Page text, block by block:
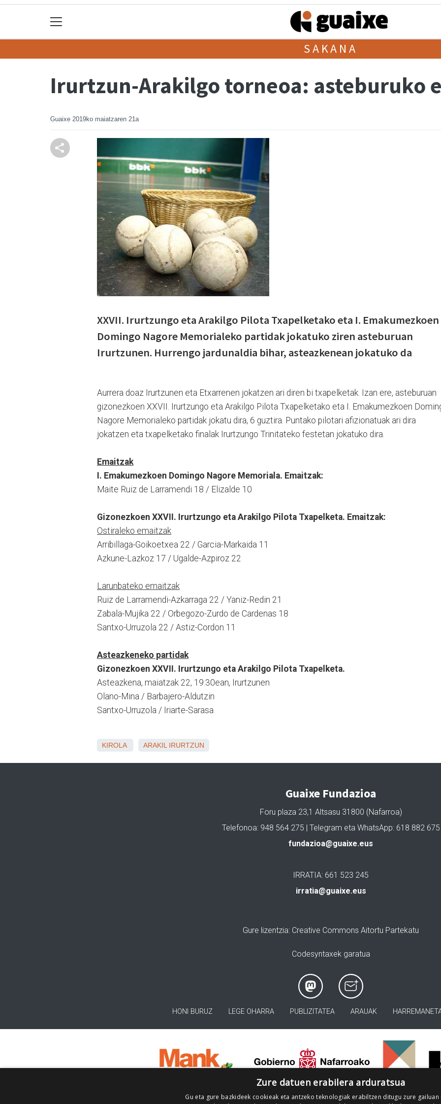
SAKANA
Irurtzun-Arakilgo torneoa: asteburuko
Guaixe 2019ko maiatzaren 21a
XXVII. Irurtzungo eta Arakilgo Pilota Txapelketako eta I. Emakumezkoen
Domingo Nagore Memorialeko partidak jokatuko ziren asteburuan
Irurtzunen. Hurrengo jardunaldia bihar, asteazkenean jokatuko da
Aurrera doaz Irurtzunen eta Etxarrenen jokatzen ari diren bi txapelketak. Izan ere, asteburuan
gizonezkoen XXVII. Irurtzungo eta Arakilgo Pilota Txapelketako eta I. Emakumezkoen
Nagore Memorialeko partidak jokatu dira, 6 guztira. Puntako pilotari afizionatuak ari dira
jokatzen eta txapelketako finalak Irurtzungo Trinitateko festetan jokatuko dira.
Emaitzak
I. Emakumezkoen Domingo Nagore Memoriala. Emaitzak:
Maite Ruiz de Larramendi 18 / Elizalde 10
Gizonezkoen XXVII. Irurtzungo eta Arakilgo Pilota Txapelketa. Emaitzak:
Ostiraleko emaitzak
Arribillaga-Goikoetxea 22 / Garcia-Markaida 11
Azkune-Lazkoz 17 / Ugalde-Azpiroz 22
Larunbateko emaitzak
Ruiz de Larramendi-Azkarraga 22 / Yaniz-Redin 21
Zabala-Mujika 22 / Orbegozo-Zurdo de Cardenas 18
Santxo-Urruzola 22 / Astiz-Cordon 11
Asteazkeneko partidak
Gizonezkoen XXVII. Irurtzungo eta Arakilgo Pilota Txapelketa.
Asteazkena, maiatzak 22, 19:30ean, Irurtzunen
Olano-Mina / Barbajero-Aldutzin
Santxo-Urruzola / Iriarte-Sarasa
KIROLA ARAKIL IRURTZUN
Guaixe Fundazioa
Foru plaza 23,1 Altsasu 31800 (Nafarroa)
Telefonoa: 948 564 275 | Telegram eta WhatsApp: 618 882 675
fundazioa@guaixe.eus
IRRATIA: 661 523 245
irratia@guaixe.eus
Gure lizentzia: Creative Commons Aitortu Partekatu
Codesyntaxek garatua
HONI BURUZ LEGE OHARRA PUBLIZITATEA ARAUAK
Zure datuen erabilera arduratsua
Gu eta gure bazkideek cookieak eta antzeko teknologiak erabiltzen ditugu zure